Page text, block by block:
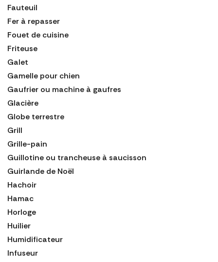
Fauteuil
Fer à repasser
Fouet de cuisine
Friteuse
Galet
Gamelle pour chien
Gaufrier ou machine à gaufres
Glacière
Globe terrestre
Grill
Grille-pain
Guillotine ou trancheuse à saucisson
Guirlande de Noël
Hachoir
Hamac
Horloge
Huilier
Humidificateur
Infuseur